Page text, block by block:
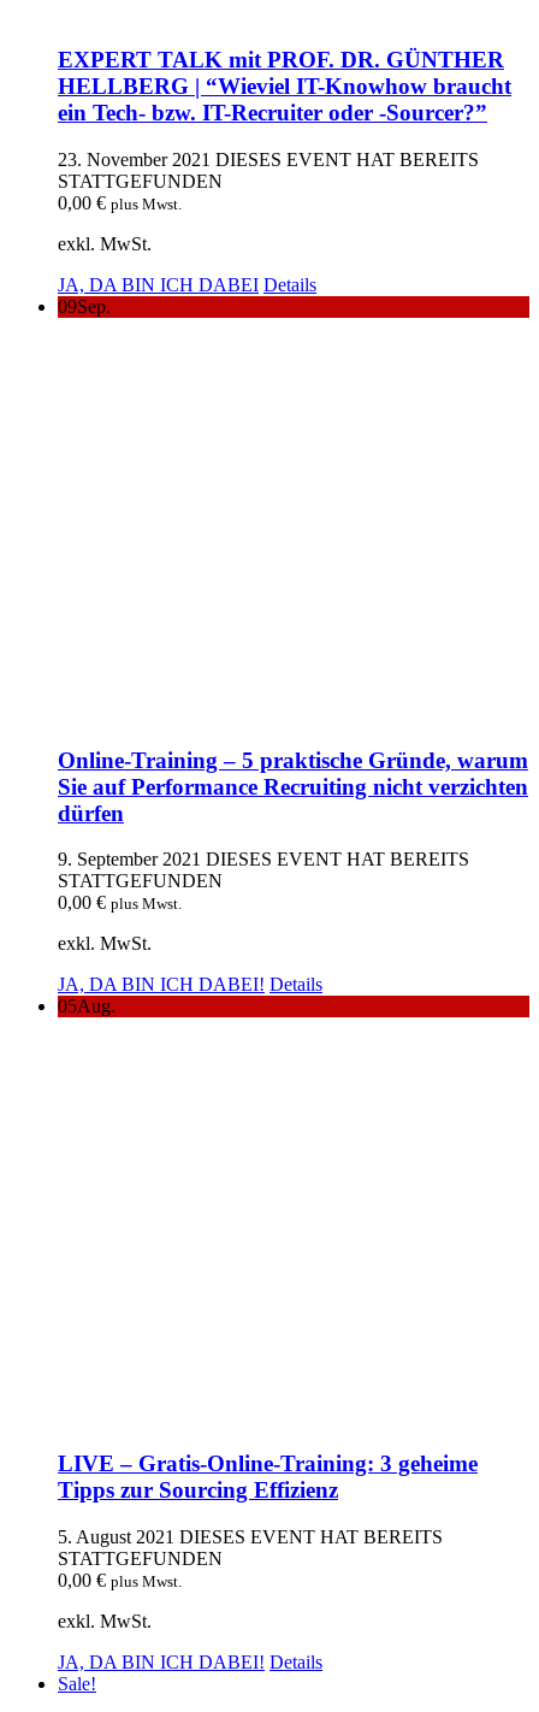
EXPERT TALK mit PROF. DR. GÜNTHER
HELLBERG | “Wieviel IT-Knowhow braucht
ein Tech- bzw. IT-Recruiter oder -Sourcer?”
23. November 2021 DIESES EVENT HAT BEREITS
STATTGEFUNDEN
0,00 € plus Mwst.
exkl. MwSt.
JA, DA BIN ICH DABEI Details
09Sep.
Online-Training – 5 praktische Gründe, warum
Sie auf Performance Recruiting nicht verzichten
dürfen
9. September 2021 DIESES EVENT HAT BEREITS
STATTGEFUNDEN
0,00 € plus Mwst.
exkl. MwSt.
JA, DA BIN ICH DABEI! Details
05Aug.
LIVE – Gratis-Online-Training: 3 geheime
Tipps zur Sourcing Effizienz
5. August 2021 DIESES EVENT HAT BEREITS
STATTGEFUNDEN
0,00 € plus Mwst.
exkl. MwSt.
JA, DA BIN ICH DABEI! Details
Sale!